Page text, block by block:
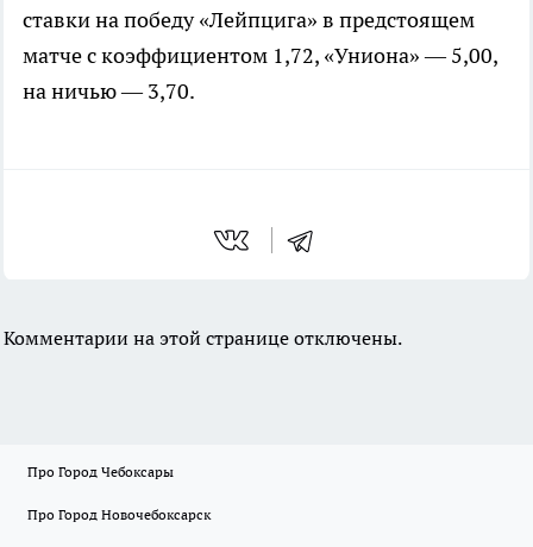
ставки на победу «Лейпцига» в предстоящем
матче с коэффициентом 1,72, «Униона» — 5,00,
на ничью — 3,70.
Комментарии на этой странице отключены.
Про Город Чебоксары
Про Город Новочебоксарск